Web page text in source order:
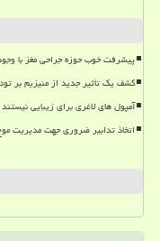
پیشرفت خوب حوزه جراحی مغز با
کشف یک تأثیر جدید از منیزیم بر
آمپول های لاغری برای زیبایی نیستند
اتخاذ تدابیر ضروری جهت مدیریت